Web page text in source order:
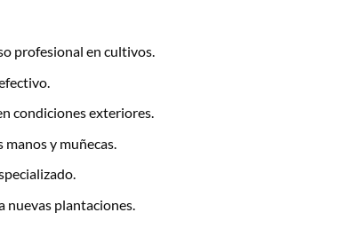
profesional en cultivos.
condiciones exteriores.
y muñecas.
nuevas plantaciones.